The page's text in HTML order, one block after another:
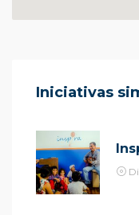
Iniciativas